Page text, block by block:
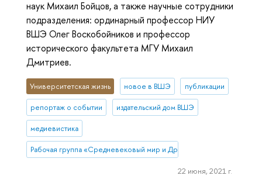
наук Михаил Бойцов, а также научные сотрудники
подразделения: ординарный профессор НИУ
ВШЭ Олег Воскобойников и профессор
исторического факультета МГУ Михаил
Дмитриев.
Университетская жизнь новое в ВШЭ публикации
репортаж о событии издательский дом ВШЭ
медиевистика
Рабочая группа «Средневековый мир и Древняя Русь»
22 июня, 2021 г.